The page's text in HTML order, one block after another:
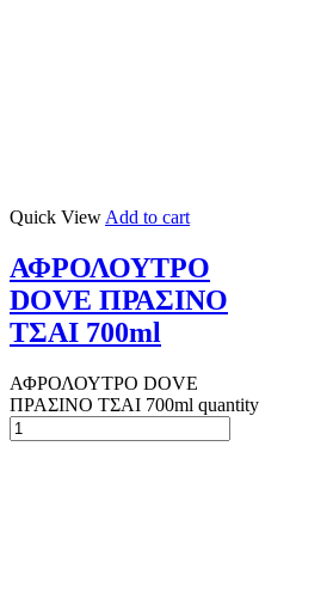
Quick View Add to cart
ΑΦΡΟΛΟΥΤΡΟ
DOVE ΠΡΑΣΙΝΟ
ΤΣΑΙ 700ml
ΑΦΡΟΛΟΥΤΡΟ DOVE
ΠΡΑΣΙΝΟ ΤΣΑΙ 700ml quantity